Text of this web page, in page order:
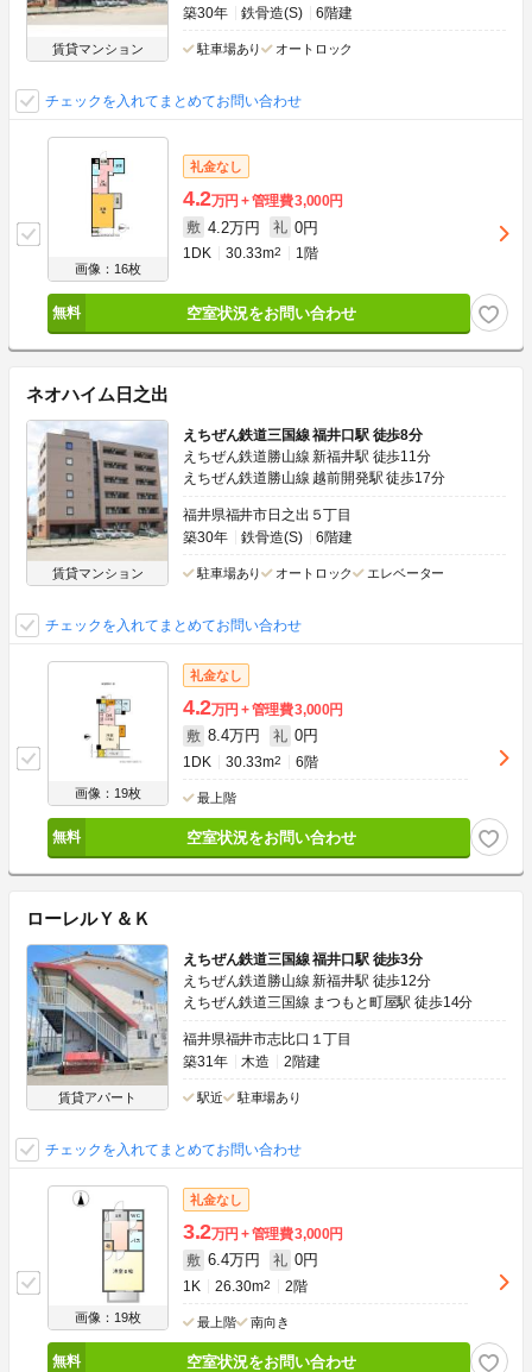
賃貸マンション
築30年
鉄骨造(S) 6階建
駐車場あり オートロック
チェックを入れてまとめてお問い合わせ
画像：16枚
礼金なし
4.2万円 管理費3,000円
敷 4.2万円 礼 0円
1DK 30.33m2 1階
空室状況をお問い合わせ
ネオハイム日之出
賃貸マンション
えちぜん鉄道三国線 福井口駅 徒歩8分
えちぜん鉄道勝山線 新福井駅 徒歩11分
えちぜん鉄道勝山線 越前開発駅 徒歩17分
福井県福井市日之出５丁目
築30年
鉄骨造(S) 6階建
駐車場あり オートロック エレベーター
チェックを入れてまとめてお問い合わせ
画像：19枚
礼金なし
4.2万円 管理費3,000円
敷 8.4万円 礼 0円
1DK 30.33m2 6階
最上階
空室状況をお問い合わせ
ローレルＹ＆Ｋ
賃貸アパート
えちぜん鉄道三国線 福井口駅 徒歩3分
えちぜん鉄道勝山線 新福井駅 徒歩12分
えちぜん鉄道三国線 まつもと町屋駅 徒歩14分
福井県福井市志比口１丁目
築31年
木造 2階建
駅近 駐車場あり
チェックを入れてまとめてお問い合わせ
画像：19枚
礼金なし
3.2万円 管理費3,000円
敷 6.4万円 礼 0円
1K 26.30m2 2階
最上階 南向き
空室状況をお問い合わせ